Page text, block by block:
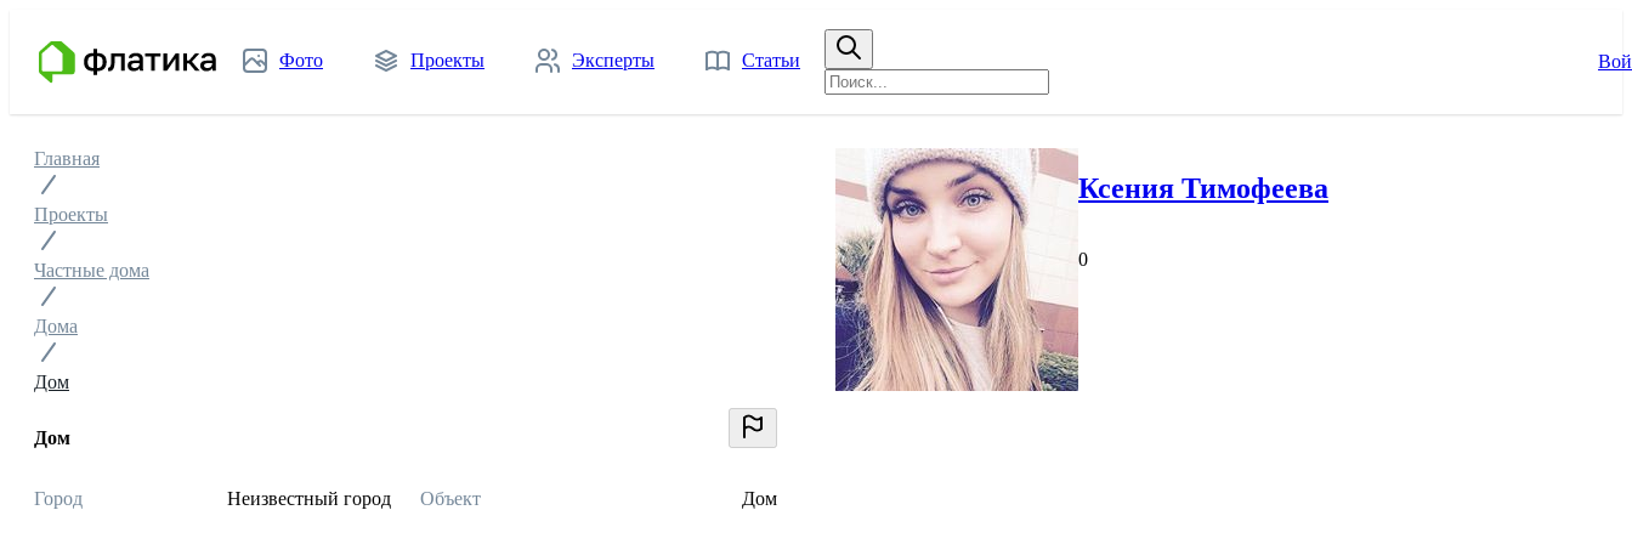
Фото Проекты Эксперты Статьи
Главная
Проекты
Частные дома
Дома
Дом
Дом
Город Неизвестный город Объект Дом
Ксения Тимофеева
0